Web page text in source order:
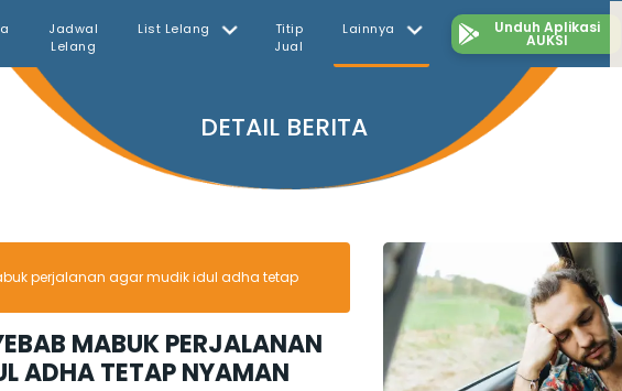
Jadwal
Lelang
List Lelang
Titip
Jual
Lainnya Unduh Aplikasi
AUKSI
DETAIL BERITA
perjalanan agar mudik idul adha tetap
MABUK PERJALANAN
ADHA TETAP NYAMAN